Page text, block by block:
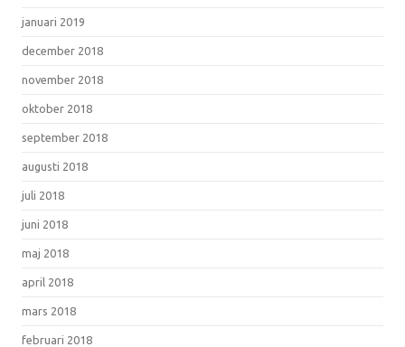
januari 2019
december 2018
november 2018
oktober 2018
september 2018
augusti 2018
juli 2018
juni 2018
maj 2018
april 2018
mars 2018
februari 2018